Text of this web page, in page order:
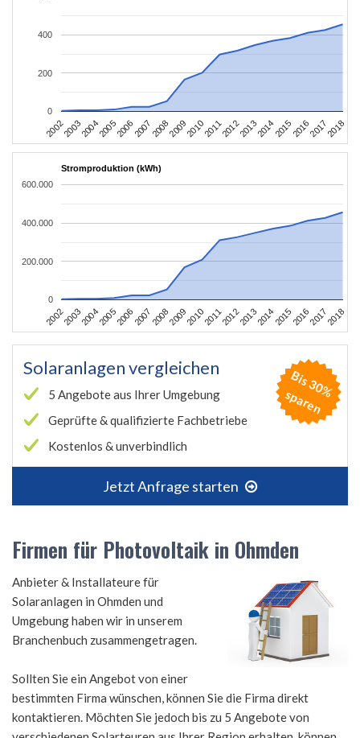
20022003200420052006200720082009201020112012201320142015201620172018
0
200
400
Stromproduktion (kWh)
20022003200420052006200720082009201020112012201320142015201620172018
0
200.000
400.000
600.000
Solaranlagen vergleichen
5 Angebote aus Ihrer Umgebung
Geprüfte & qualifizierte Fachbetriebe
Kostenlos & unverbindlich
Jetzt Anfrage starten
B
is
3
0
%
s
p
a
r
e
n
Firmen für Photovoltaik in Ohmden
Anbieter & Installateure für
Solaranlagen in Ohmden und
Umgebung haben wir in unserem
Branchenbuch zusammengetragen.
Sollten Sie ein Angebot von einer
bestimmten Firma wünschen, können Sie die Firma direkt
kontaktieren. Möchten Sie jedoch bis zu 5 Angebote von